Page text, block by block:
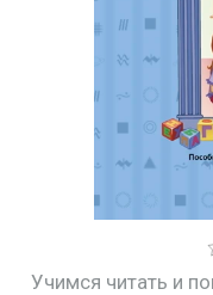
Учимся читать и